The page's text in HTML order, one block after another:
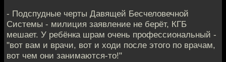
- Подспудные черты Давящей Бесчеловечной
Системы - милиция заявление не берёт, КГБ
мешает. У ребёнка шрам очень профессиональный -
"вот вам и врачи, вот и ходи после этого по врачам,
вот чем они занимаются-то!"